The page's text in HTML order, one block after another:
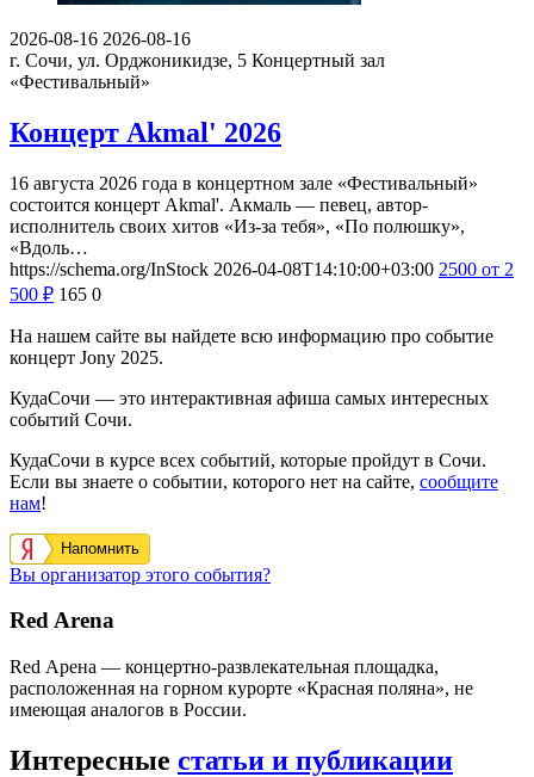
2026-08-16 2026-08-16
г. Сочи, ул. Орджоникидзе, 5 Концертный зал
«Фестивальный»
Концерт Akmal' 2026
16 августа 2026 года в концертном зале «Фестивальный»
состоится концерт Akmal'. Акмаль — певец, автор-
исполнитель своих хитов «Из-за тебя», «По полюшку»,
«Вдоль…
https://schema.org/InStock 2026-04-08T14:10:00+03:00 2500 от 2
500 ₽ 165 0
На нашем сайте вы найдете всю информацию про событие
концерт Jony 2025.
КудаСочи — это интерактивная афиша самых интересных
событий Сочи.
КудаСочи в курсе всех событий, которые пройдут в Сочи.
Если вы знаете о событии, которого нет на сайте, сообщите
нам!
Напомнить
Вы организатор этого события?
Red Arena
Red Арена — концертно-развлекательная площадка,
расположенная на горном курорте «Красная поляна», не
имеющая аналогов в России.
Интересные статьи и публикации